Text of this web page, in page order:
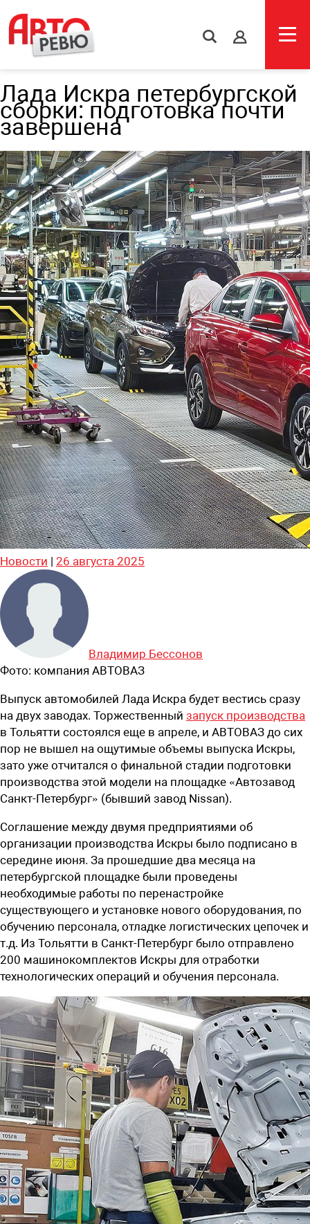
s
Лада Искра петербургской
сборки: подготовка почти
завершена
Новости | 26 августа 2025
Владимир Бессонов
Фото: компания АВТОВАЗ
Выпуск автомобилей Лада Искра будет вестись сразу
на двух заводах. Торжественный запуск производства
в Тольятти состоялся еще в апреле, и АВТОВАЗ до сих
пор не вышел на ощутимые объемы выпуска Искры,
зато уже отчитался о финальной стадии подготовки
производства этой модели на площадке «Автозавод
Санкт-Петербург» (бывший завод Nissan).
Соглашение между двумя предприятиями об
организации производства Искры было подписано в
середине июня. За прошедшие два месяца на
петербургской площадке были проведены
необходимые работы по перенастройке
существующего и установке нового оборудования, по
обучению персонала, отладке логистических цепочек и
т.д. Из Тольятти в Санкт-Петербург было отправлено
200 машинокомплектов Искры для отработки
технологических операций и обучения персонала.